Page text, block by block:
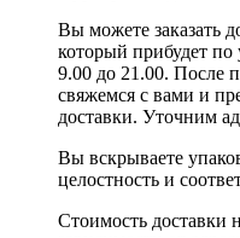
Вы можете заказать
который прибудет по
9.00 до 21.00. После
свяжемся с вами и
доставки. Уточним
Вы вскрываете
целостность и
Стоимость доставки